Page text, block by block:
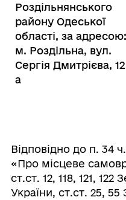
Роздільнянського
району Одеської
області, за адресою:
м. Роздільна, вул.
Сергія Дмитрієва,
а
Відповідно до п. 34
«Про місцеве
ст.ст. 12, 118, 121,
України, ст.ст. 25,